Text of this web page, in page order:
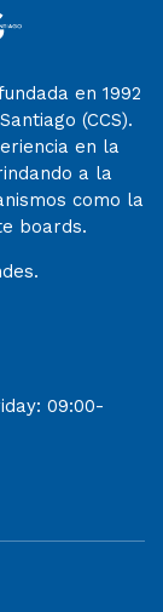
en 1992
(CCS).
en la
a la
como la
boards.
09:00-